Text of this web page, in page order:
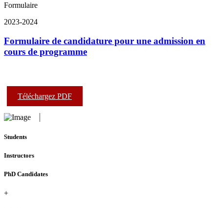
Formulaire
2023-2024
Formulaire de candidature pour une admission en
cours de programme
Téléchargez PDF
Students
Instructors
PhD Candidates
+